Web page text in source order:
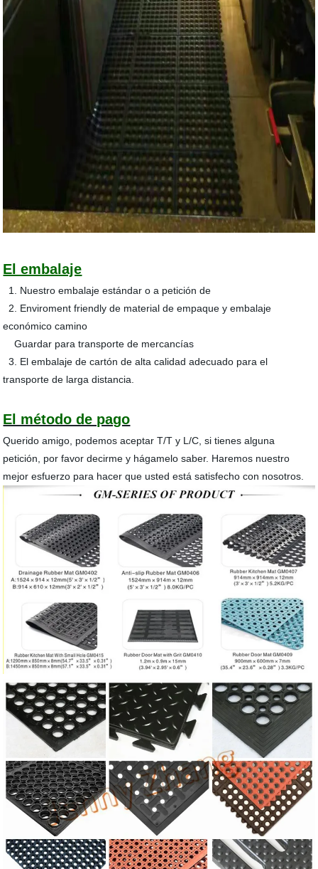
El embalaje
1. Nuestro embalaje estándar o a petición de
2. Enviroment friendly de material de empaque y embalaje
económico camino
Guardar para transporte de mercancías
3. El embalaje de cartón de alta calidad adecuado para el
transporte de larga distancia.
El método de pago
Querido amigo, podemos aceptar T/T y L/C, si tienes alguna
petición, por favor decirme y hágamelo saber. Haremos nuestro
mejor esfuerzo para hacer que usted está satisfecho con nosotros.